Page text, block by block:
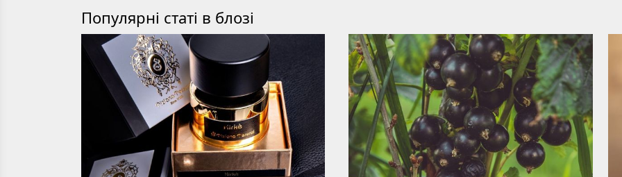
Популярні статі в блозі